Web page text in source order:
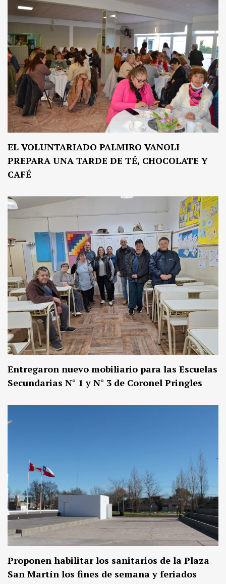
EL VOLUNTARIADO PALMIRO VANOLI
PREPARA UNA TARDE DE TÉ, CHOCOLATE Y
CAFÉ
Entregaron nuevo mobiliario para las Escuelas
Secundarias N° 1 y N° 3 de Coronel Pringles
Proponen habilitar los sanitarios de la Plaza
San Martín los fines de semana y feriados